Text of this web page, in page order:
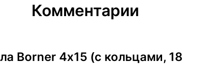
Комментарии
Borner 4х15 (с кольцами, 18